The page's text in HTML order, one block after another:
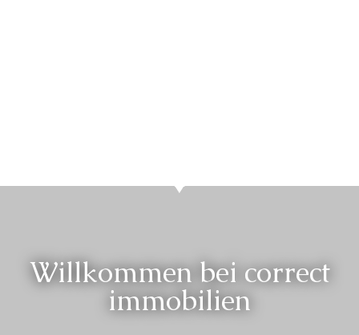
Willkommen bei correct
immobilien